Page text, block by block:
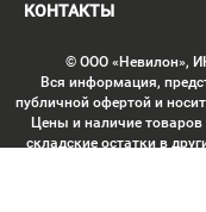
КОНТАКТЫ
© ООО «Невилон»,
Вся информация,
публичной офертой и
Цены и наличие
складские остатки в